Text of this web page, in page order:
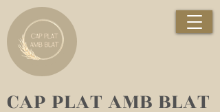
​CAP PLAT AMB BLAT